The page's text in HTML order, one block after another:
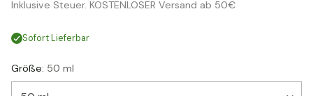
Inklusive Steuer. KOSTENLOSER Versand ab 50€
Sofort Lieferbar
Größe: 50 ml